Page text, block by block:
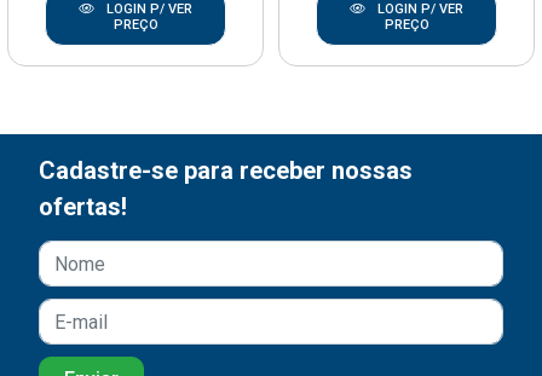
LOGIN P/ VER
PREÇO
LOGIN P/ VER
PREÇO
Cadastre-se para receber nossas
ofertas!